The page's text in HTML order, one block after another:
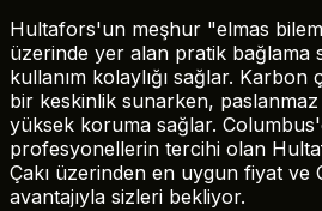
Hultafors'un meşhur "elmas
üzerinde yer alan pratik bağlama
kullanım kolaylığı sağlar. Karbon
bir keskinlik sunarken,
yüksek koruma sağlar.
profesyonellerin tercihi olan
Çakı üzerinden en uygun fiyat ve
avantajıyla sizleri bekliyor.